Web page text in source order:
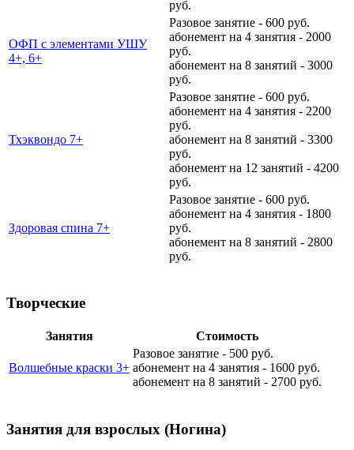
руб.
ОФП с элементами УШУ
4+, 6+
Разовое занятие - 600 руб.
абонемент на 4 занятия - 2000
руб.
абонемент на 8 занятий - 3000
руб.
Тхэквондо 7+
Разовое занятие - 600 руб.
абонемент на 4 занятия - 2200
руб.
абонемент на 8 занятий - 3300
руб.
абонемент на 12 занятий - 4200
руб.
Здоровая спина 7+
Разовое занятие - 600 руб.
абонемент на 4 занятия - 1800
руб.
абонемент на 8 занятий - 2800
руб.
Творческие
Занятия Стоимость
Волшебные краски 3+
Разовое занятие - 500 руб.
абонемент на 4 занятия - 1600 руб.
абонемент на 8 занятий - 2700 руб.
Занятия для взрослых (Ногина)